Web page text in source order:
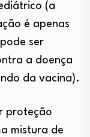
(a
é apenas
ser
a doença
da vacina).
proteção
mistura de